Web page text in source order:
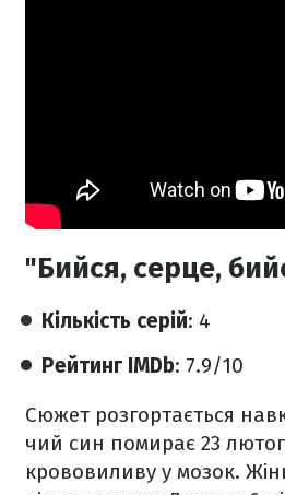
"Бийся, серце,
Кількість серій: 4
Рейтинг IMDb: 7.9/10
Сюжет розгортається
чий син помирає 23
крововиливу у мозок.